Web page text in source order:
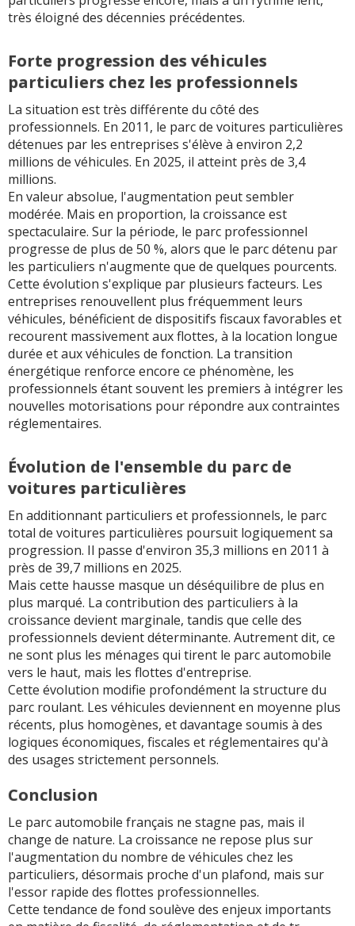
très éloigné des décennies précédentes.
Forte progression des véhicules
particuliers chez les professionnels
La situation est très différente du côté des
professionnels. En 2011, le parc de voitures particulières
détenues par les entreprises s'élève à environ 2,2
millions de véhicules. En 2025, il atteint près de 3,4
millions.
En valeur absolue, l'augmentation peut sembler
modérée. Mais en proportion, la croissance est
spectaculaire. Sur la période, le parc professionnel
progresse de plus de 50 %, alors que le parc détenu par
les particuliers n'augmente que de quelques pourcents.
Cette évolution s'explique par plusieurs facteurs. Les
entreprises renouvellent plus fréquemment leurs
véhicules, bénéficient de dispositifs fiscaux favorables et
recourent massivement aux flottes, à la location longue
durée et aux véhicules de fonction. La transition
énergétique renforce encore ce phénomène, les
professionnels étant souvent les premiers à intégrer les
nouvelles motorisations pour répondre aux contraintes
réglementaires.
Évolution de l'ensemble du parc de
voitures particulières
En additionnant particuliers et professionnels, le parc
total de voitures particulières poursuit logiquement sa
progression. Il passe d'environ 35,3 millions en 2011 à
près de 39,7 millions en 2025.
Mais cette hausse masque un déséquilibre de plus en
plus marqué. La contribution des particuliers à la
croissance devient marginale, tandis que celle des
professionnels devient déterminante. Autrement dit, ce
ne sont plus les ménages qui tirent le parc automobile
vers le haut, mais les flottes d'entreprise.
Cette évolution modifie profondément la structure du
parc roulant. Les véhicules deviennent en moyenne plus
récents, plus homogènes, et davantage soumis à des
logiques économiques, fiscales et réglementaires qu'à
des usages strictement personnels.
Conclusion
Le parc automobile français ne stagne pas, mais il
change de nature. La croissance ne repose plus sur
l'augmentation du nombre de véhicules chez les
particuliers, désormais proche d'un plafond, mais sur
l'essor rapide des flottes professionnelles.
Cette tendance de fond soulève des enjeux importants